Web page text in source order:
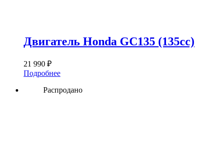
Двигатель Honda GC135 (135сс)
21 990 ₽
Подробнее
Распродано